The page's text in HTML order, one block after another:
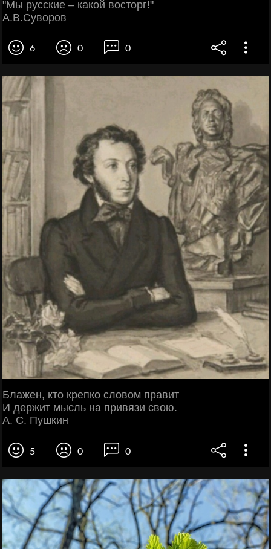
"Мы русские – какой восторг!"
А.В.Суворов
6 0 0
Блажен, кто крепко словом правит
И держит мысль на привязи свою.
А. С. Пушкин
5 0 0